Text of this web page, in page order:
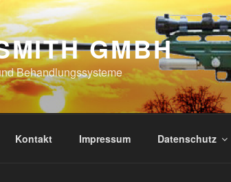
GMBH
Behandlungssysteme
Kontakt Impressum Datenschutz